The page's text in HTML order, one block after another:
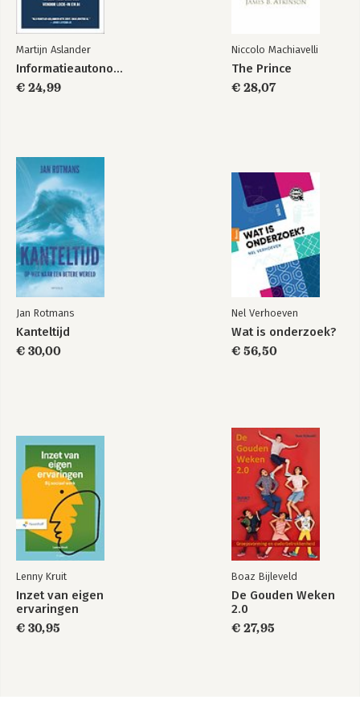
Wat mindfulness
niet is
Martijn Aslander
Informatieautonomie
€ 24,99
Niccolo Machiavelli
The Prince
€ 28,07
Jan Rotmans
Kanteltijd
€ 30,00
Nel Verhoeven
Wat is onderzoek?
€ 56,50
Lenny Kruit
Inzet van eigen
ervaringen
€ 30,95
Boaz Bijleveld
De Gouden Weken
2.0
€ 27,95